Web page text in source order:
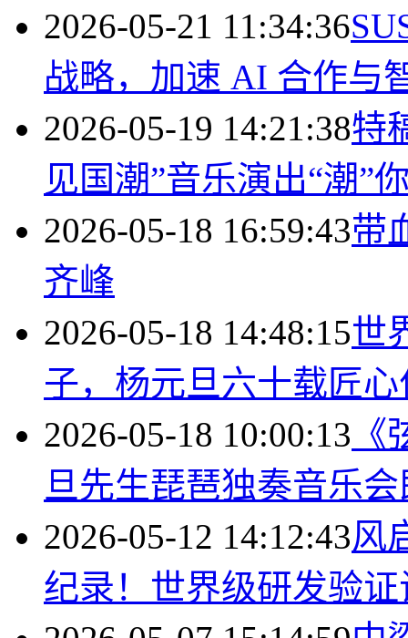
2026-05-21 11:34:36
战略，加速 AI 合作与
2026-05-19 14:21:38特
见国潮”音乐演出“潮”
2026-05-18 16:59:43带
齐峰
2026-05-18 14:48:15世
子，杨元旦六十载匠心
2026-05-18 10:00:13
旦先生琵琶独奏音乐
2026-05-12 14:12:43风
纪录！世界级研发验